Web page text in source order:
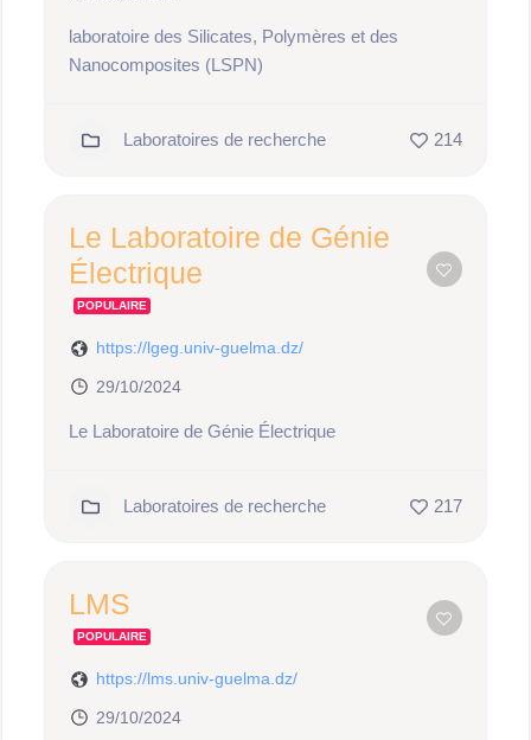
laboratoire des Silicates, Polymères et des
Nanocomposites (LSPN)
Laboratoires de recherche 214
Le Laboratoire de Génie
Électrique
POPULAIRE
https://lgeg.univ-guelma.dz/
29/10/2024
Le Laboratoire de Génie Électrique
Laboratoires de recherche 217
LMS
POPULAIRE
https://lms.univ-guelma.dz/
29/10/2024